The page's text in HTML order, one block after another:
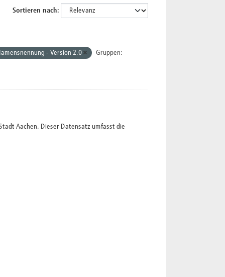
Sortieren nach
- Version 2.0 Gruppen:
Aachen. Dieser Datensatz umfasst die